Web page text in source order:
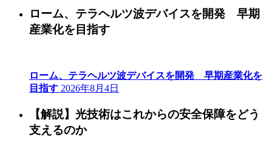
ローム、テラヘルツ波デバイスを開発 早期
産業化を目指す
ローム、テラヘルツ波デバイスを開発 早期産業化を
目指す 2026年8月4日
【解説】光技術はこれからの安全保障をどう
支えるのか